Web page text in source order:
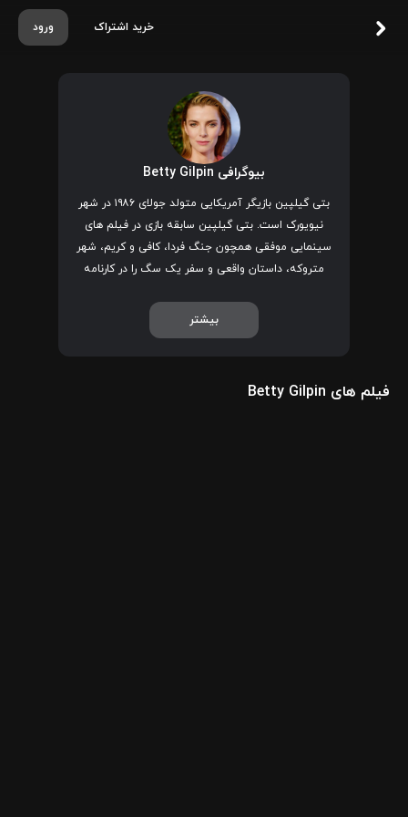
ورود خرید اشتراک
بیوگرافی Betty Gilpin
بتی گیلپین بازیگر آمریکایی متولد جولای ۱۹۸۶ در شهر
نیویورک است. بتی گیلپین سابقه بازی در فیلم‌ های
سینمایی موفقی همچون جنگ فردا، کافی و کریم، شهر
متروکه، داستان واقعی و سفر یک سگ را در کارنامه
از جمله افتخارات او می‌توان به نامزدی دریافت دو جایزه
بیشتر
فیلم های Betty Gilpin